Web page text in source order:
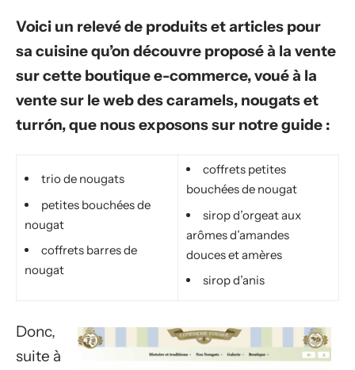
Voici un relevé de produits et articles pour
sa cuisine qu’on découvre proposé à la vente
sur cette boutique e-commerce, voué à la
vente sur le web des caramels, nougats et
turrón, que nous exposons sur notre guide :
trio de nougats
petites bouchées de
nougat
coffrets barres de
nougat
coffrets petites
bouchées de nougat
sirop d’orgeat aux
arômes d’amandes
douces et amères
sirop d’anis
Donc,
suite à